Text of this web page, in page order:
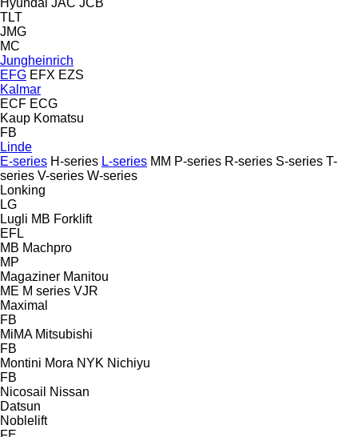
TLT
JMG
MC
Jungheinrich
EFG EFX EZS
Kalmar
ECF ECG
Kaup Komatsu
FB
Linde
E-series H-series L-series MM P-series R-series S-series T-
series V-series W-series
Lonking
LG
Lugli MB Forklift
EFL
MB Machpro
MP
Magaziner Manitou
ME M series VJR
Maximal
FB
MiMA Mitsubishi
FB
Montini Mora NYK Nichiyu
FB
Nicosail
Nissan
Datsun
Noblelift